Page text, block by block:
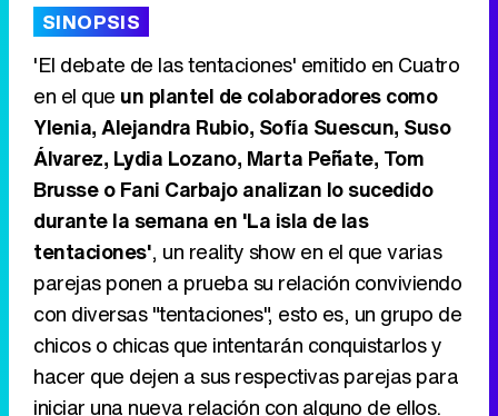
Tráiler de '33 días', la nueva serie de Atresplayer con Julián Villagrán y José Manuel Poga
Tráiler en catalán de 'Ravalear', la nueva serie de HBO Max sobre los fondos buitre
Tráiler de la tercera temporada de 'The Walking Dead: Dead City' de AMC+
SINOPSIS
'El debate de las tentaciones' emitido en Cuatro
en el que un plantel de colaboradores como
Ylenia, Alejandra Rubio, Sofía Suescun, Suso
Álvarez, Lydia Lozano, Marta Peñate, Tom
Brusse o Fani Carbajo analizan lo sucedido
durante la semana en 'La isla de las
tentaciones', un reality show en el que varias
parejas ponen a prueba su relación conviviendo
con diversas "tentaciones", esto es, un grupo de
chicos o chicas que intentarán conquistarlos y
hacer que dejen a sus respectivas parejas para
iniciar una nueva relación con alguno de ellos.